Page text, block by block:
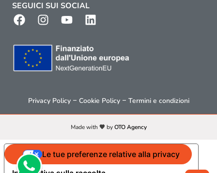
SEGUICI SUI SOCIAL
Privacy Policy– Cookie Policy– Termini e condizioni
Made with 🧡 byOTO Agency
Le tue preferenze relative alla privacy